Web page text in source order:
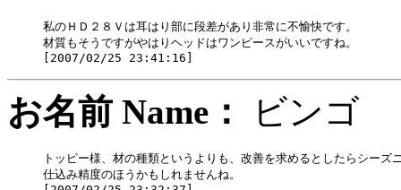
私のＨＤ２８Ｖは耳はり部に段差があり非常に不愉快です。
材質もそうですがやはりヘッドはワンピースがいいですね。
お名前 Name： ビン
トッピー様、材の種類というよりも、改善を求めるとしたらシーズ
仕込み精度のほうかもしれませんね。